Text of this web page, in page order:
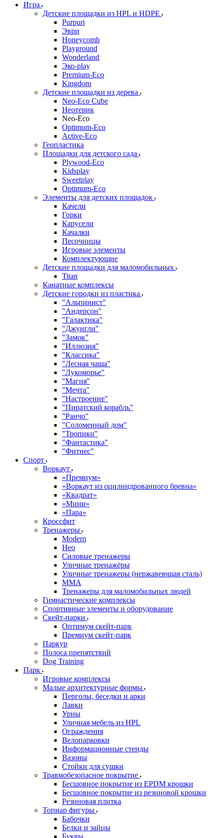
Игра
Детские площадки из HPL и HDPE
Purpuri
Эври
Honeycomb
Playground
Wonderland
Эко-play
Premium-Eco
Kingdom
Детские площадки из дерева
Neo-Eco Cube
Неотерик
Neo-Eco
Оptimum-Еco
Active-Eco
Геопластика
Площадки для детского сада
Plywood-Eco
Kidsplay
Sweetplay
Оptimum-Еco
Элементы для детских площадок
Качели
Горки
Карусели
Качалки
Песочницы
Игровые элементы
Комплектующие
Детские площадки для маломобильных
Titan
Канатные комплексы
Детские городки из пластика
"Альпинист"
"Андерсон"
"Галактика"
"Джунгли"
"Замок"
"Иллюзия"
"Классика"
"Лесная чаща"
"Лукоморье"
"Магия"
"Мечта"
"Настроение"
"Пиратский корабль"
"Ранчо"
"Соломенный дом"
"Тропики"
"Фантастика"
"Фитнес"
Спорт
Воркаут
«Премиум»
«Воркаут из оцилиндрованного бревна»
«Квадрат»
«Мини»
«Пара»
Кроссфит
Тренажеры
Modern
Нео
Силовые тренажеры
Уличные тренажёры
Уличные тренажеры (нержавеющая сталь)
ММА
Тренажеры для маломобильных людей
Гимнастические комплексы
Спортивные элементы и оборудование
Скейт-парки
Оптимум скейт-парк
Премиум скейт-парк
Паркур
Полоса препятствий
Dog Training
Парк
Игровые комплексы
Малые архитектурные формы
Перголы, беседки и арки
Лавки
Урны
Уличная мебель из HPL
Ограждения
Велопарковки
Информационные стенды
Вазоны
Стойки для сушки
Травмобезопасное покрытие
Бесшовное покрытие из EPDM крошки
Бесшовное покрытие из резиновой крошки
Резиновая плитка
Топиар фигуры
Бабочки
Белки и зайцы
Буквы